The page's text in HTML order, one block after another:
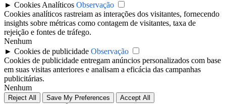
► Cookies Analíticos Observação
Cookies analíticos rastreiam as interações dos visitantes, fornecendo
insights sobre métricas como contagem de visitantes, taxa de
rejeição e fontes de tráfego.
Nenhum
► Cookies de publicidade Observação
Cookies de publicidade entregam anúncios personalizados com base
em suas visitas anteriores e analisam a eficácia das campanhas
publicitárias.
Nenhum
Reject All Save My Preferences Accept All